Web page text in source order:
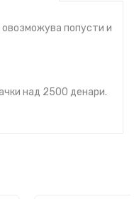
овозможува попусти и
над 2500 денари.